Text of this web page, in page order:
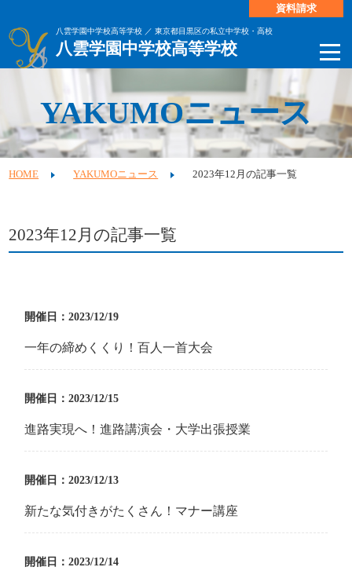
八雲学園中学校高等学校 ／ 東京都目黒区の私立中学校・高校
八雲学園中学校高等学校
資料請求
YAKUMOニュース
HOME YAKUMOニュース 2023年12月の記事一覧
2023年12月の記事一覧
開催日：2023/12/19
一年の締めくくり！百人一首大会
開催日：2023/12/15
進路実現へ！進路講演会・大学出張授業
開催日：2023/12/13
新たな気付きがたくさん！マナー講座
開催日：2023/12/14